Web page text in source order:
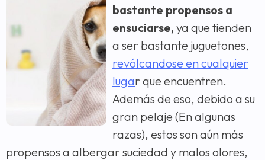
bastante propensos a
ensuciarse, ya que tienden
a ser bastante juguetones,
revólcandose en cualquier
lugar que encuentren.
Además de eso, debido a su
gran pelaje (En algunas
razas), estos son aún más
propensos a albergar suciedad y malos olores,